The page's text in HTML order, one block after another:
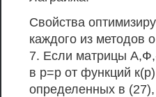
Свойства
каждого из
7. Если матрицы
в р=р от функций
определенных в